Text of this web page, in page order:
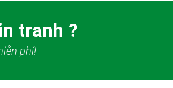
tranh ?
phí!